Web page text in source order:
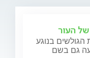
העור
הגולשים בנוגע
גם בשם